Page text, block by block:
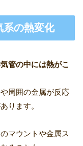
の熱変化
管の中には熱がこ
周囲の金属が反応
ります。
マウントや金属ス